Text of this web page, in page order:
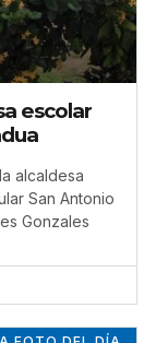
escolar
alcaldesa
San Antonio
Gonzales